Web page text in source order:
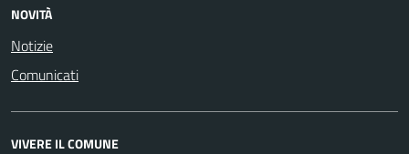
NOVITÀ
Notizie
Comunicati
VIVERE IL COMUNE